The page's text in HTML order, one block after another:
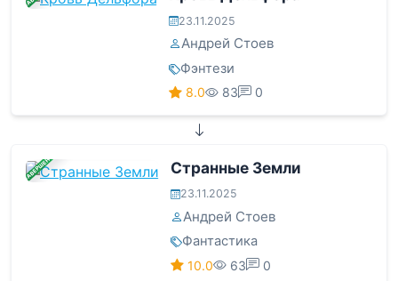
23.11.2025
Андрей Стоев
Фэнтези
8.0 83 0
ЗАВЕРШЕНА Странные Земли
23.11.2025
Андрей Стоев
Фантастика
10.0 63 0